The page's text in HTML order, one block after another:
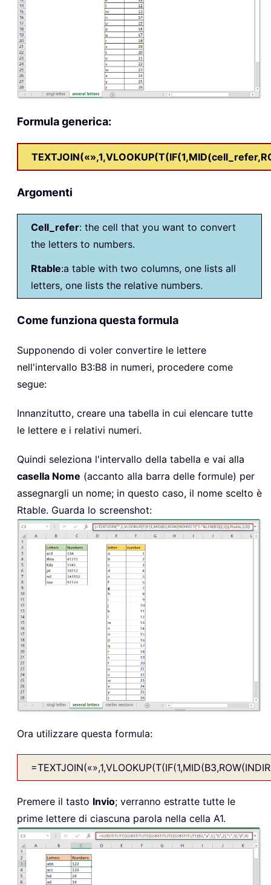
Formula generica:
Argomenti
Cell_refer: the cell that you want to convert
the letters to numbers.
Rtable:a table with two columns, one lists all
letters, one lists the relative numbers.
Come funziona questa formula
Supponendo di voler convertire le lettere
nell'intervallo B3:B8 in numeri, procedere come
segue:
Innanzitutto, creare una tabella in cui elencare tutte
le lettere e i relativi numeri.
Quindi seleziona l'intervallo della tabella e vai alla
casella Nome (accanto alla barra delle formule) per
assegnargli un nome; in questo caso, il nome scelto è
Rtable. Guarda lo screenshot:
Ora utilizzare questa formula:
Premere il tasto Invio; verranno estratte tutte le
prime lettere di ciascuna parola nella cella A1.